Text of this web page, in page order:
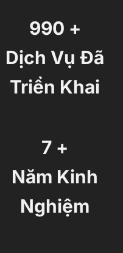
990 +
Dịch Vụ Đã
Triển Khai
7 +
Năm Kinh
Nghiệm